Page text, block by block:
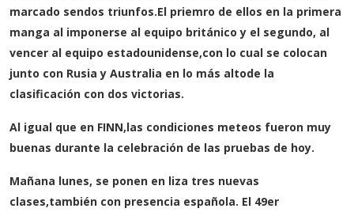
marcado sendos triunfos.El priemro de ellos en la primera
manga al imponerse al equipo británico y el segundo, al
vencer al equipo estadounidense,con lo cual se colocan
junto con Rusia y Australia en lo más altode la
clasificación con dos victorias.
Al igual que en FINN,las condiciones meteos fueron muy
buenas durante la celebración de las pruebas de hoy.
Mañana lunes, se ponen en liza tres nuevas
clases,también con presencia española. El 49er